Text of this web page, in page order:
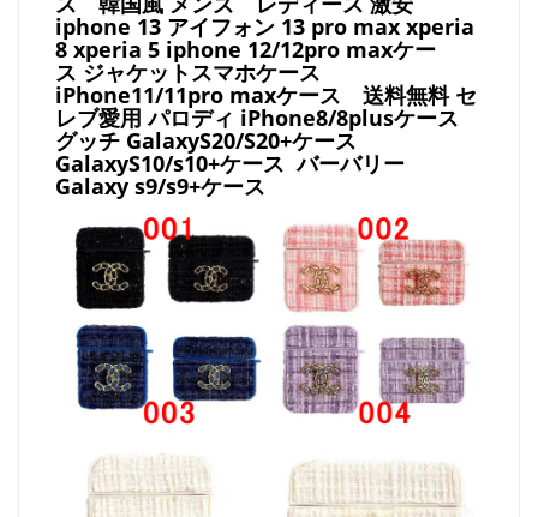
iphone 13 アイフォン 13 pro max xperia
8 xperia 5 iphone 12/12pro maxケー
ス ジャケットスマホケース
iPhone11/11pro maxケース 送料無料 セ
レブ愛用 パロディ iPhone8/8plusケース
グッチ GalaxyS20/S20+ケース
GalaxyS10/s10+ケース バーバリー
Galaxy s9/s9+ケース